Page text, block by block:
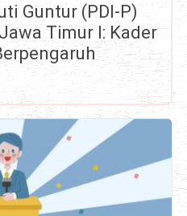
Guntur (PDI-P)
Timur I: Kader